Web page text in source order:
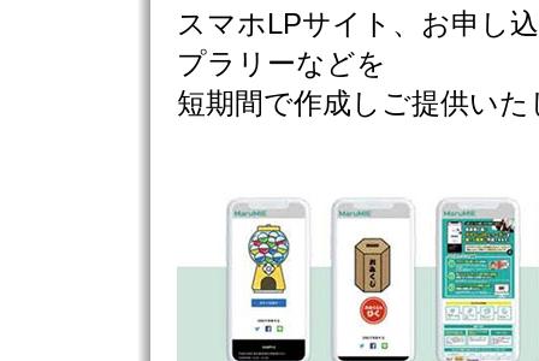
スマホLPサイト、お申し
プラリーなどを
短期間で作成しご提供いた